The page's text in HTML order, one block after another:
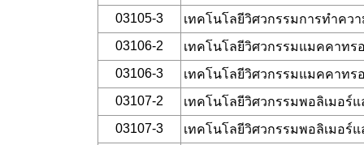
03105-3
เทคโนโลยีวิศวกรรมการทำคว
03106-2
เทคโนโลยีวิศวกรรมแมคคาทร
03106-3
เทคโนโลยีวิศวกรรมแมคคาทร
03107-2
เทคโนโลยีวิศวกรรมพอลิเมอร์
03107-3
เทคโนโลยีวิศวกรรมพอลิเมอร์